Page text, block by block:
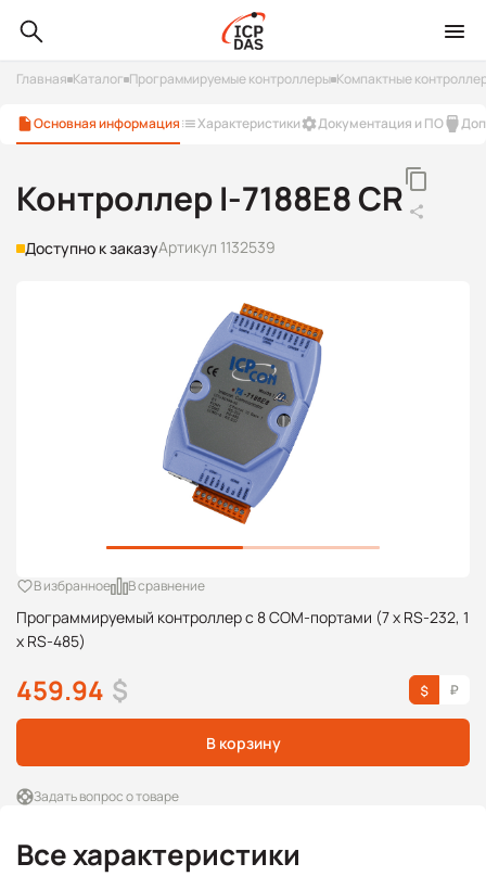
Главная Каталог Программируемые контроллеры Компактные
Основная информация Характеристики Документация и ПО
Контроллер I-7188E8 CR
Доступно к заказуАртикул 1132539
Программируемый контроллер с 8 COM-портами (7 x RS-232, 1
x RS-485)
В избранное В сравнение
459.94 $
В корзину
Задать вопрос о товаре
Все характеристики